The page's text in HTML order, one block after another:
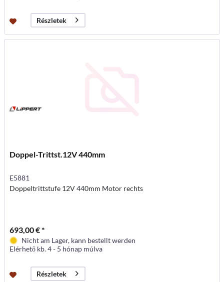
Részletek
Doppel-Trittst.12V 440mm
E5881
Doppeltrittstufe 12V 440mm Motor rechts
693,00 € *
Nicht am Lager, kann bestellt werden
Elérhető kb. 4 - 5 hónap múlva
Részletek